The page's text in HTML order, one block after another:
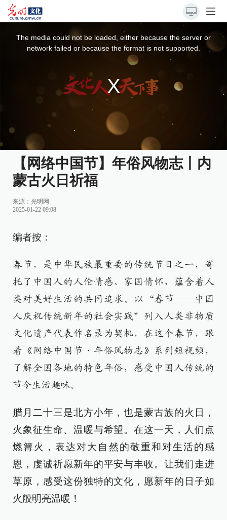
The media could not be loaded, either because the server or
network failed or because the format is not supported.
【网络中国节】年俗风物志丨内
蒙古火日祈福
来源： 光明网
2025-01-22 09:08
编者按：
春节，是中华民族最重要的传统节日之一，寄
托了中国人的人伦情感、家国情怀，蕴含着人
类对美好生活的共同追求。以“春节——中国
人庆祝传统新年的社会实践”列入人类非物质
文化遗产代表作名录为契机，在这个春节，跟
着《网络中国节·年俗风物志》系列短视频，
了解全国各地的特色年俗，感受中国人传统的
节令生活趣味。
腊月二十三是北方小年，也是蒙古族的火日，
火象征生命、温暖与希望。在这一天，人们点
燃篝火，表达对大自然的敬重和对生活的感
恩，虔诚祈愿新年的平安与丰收。让我们走进
草原，感受这份独特的文化，愿新年的日子如
火般明亮温暖！